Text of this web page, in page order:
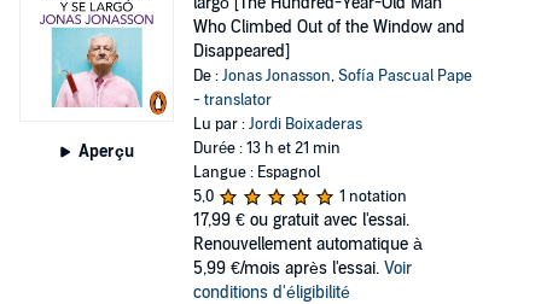
Aperçu
Who Climbed Out of the Window and
Disappeared]
De :Jonas Jonasson,Sofía Pascual Pape
- translator
Lu par :Jordi Boixaderas
Durée : 13 h et 21 min
Langue : Espagnol
5,0
1 notation
17,99 € ou gratuit avec l'essai.
Renouvellement automatique à
5,99 €/mois après l'essai. Voir
conditions d'éligibilité